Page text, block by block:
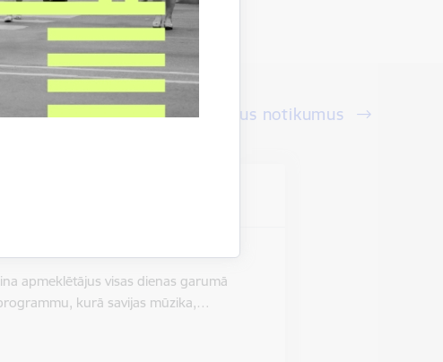
Skatīt visus notikumus
apmeklētājus visas dienas garumā
kurā savijas mūzika,…